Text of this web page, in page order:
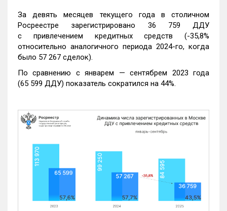
За девять месяцев текущего года в столичном
Росреестре зарегистрировано 36 759 ДДУ
с привлечением кредитных средств (-35,8%
относительно аналогичного периода 2024-го, когда
было 57 267 сделок).
По сравнению с январем — сентябрем 2023 года
(65 599 ДДУ) показатель сократился на 44%.